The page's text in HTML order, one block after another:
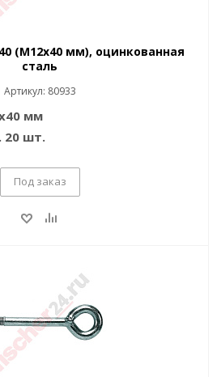
(M12x40 мм), оцинкованная
сталь
Артикул: 80933
мм
20 шт.
Под заказ